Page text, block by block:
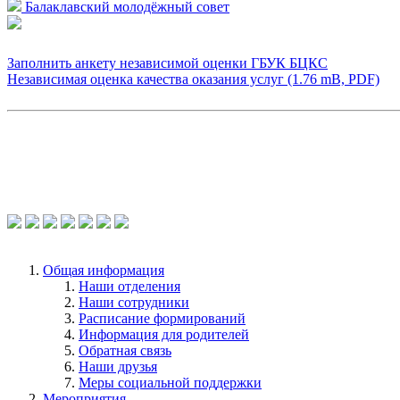
Балаклавский молодёжный совет
Заполнить анкету независимой оценки ГБУК БЦКС
Независимая оценка качества оказания услуг (1.76 mB, PDF)
Общая информация
Наши отделения
Наши сотрудники
Расписание формирований
Информация для родителей
Обратная связь
Наши друзья
Меры социальной поддержки